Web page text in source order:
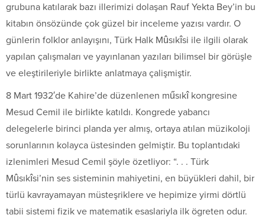
grubuna katılarak bazı illerimizi dolaşan Rauf Yekta Bey’in bu
kitabın önsözünde çok güzel bir inceleme yazısı vardır. O
günlerin folklor anlayışını, Türk Halk Mûsıkîsi ile ilgili olarak
yapılan çalışmaları ve yayınlanan yazıları bilimsel bir görüşle
ve eleştirileriyle birlikte anlatmaya çalişmiştir.
8 Mart 1932′de Kahire’de düzenlenen műsıkî kongresine
Mesud Cemil ile birlikte katıldı. Kongrede yabancı
delegelerle birinci planda yer almış, ortaya atılan müzikoloji
sorunlarının kolayca üstesinden gelmiştir. Bu toplantıdaki
izlenimleri Mesud Cemil şöyle özetliyor: “. . . Türk
Mûsıkîsi’nin ses sisteminin mahiyetini, en büyükleri dahil, bir
türlü kavrayamayan müsteşriklere ve hepimize yirmi dörtlü
tabii sistemi fizik ve matematik esaslariyla ilk ögreten odur.